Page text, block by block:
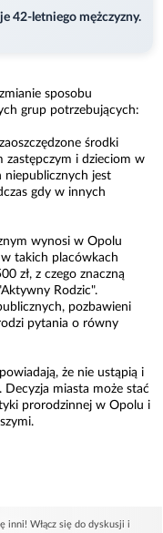
42-letniego mężczyzny.
sposobu
grup potrzebujących:
środki
zastępczym i dzieciom w
niepublicznych jest
gdy w innych
wynosi w Opolu
w takich placówkach
zł, z czego znaczną
Rodzic".
pozbawieni
pytania o równy
że nie ustąpią i
miasta może stać
prorodzinnej w Opolu i
inni! Włącz się do dyskusji i